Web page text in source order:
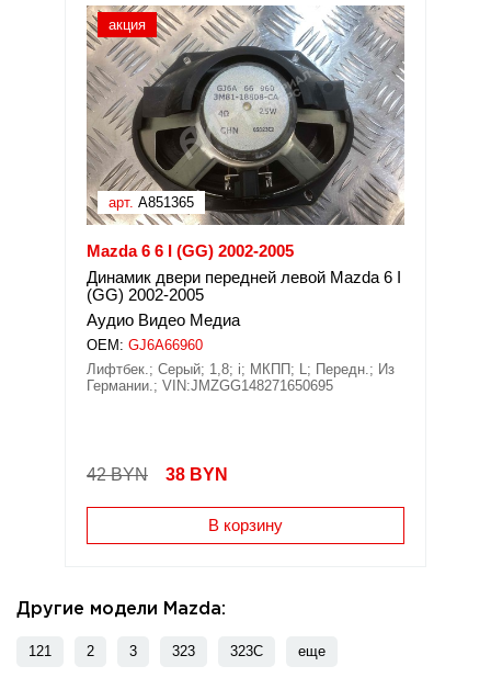
акция
арт. A851365
Mazda 6 6 I (GG) 2002-2005
Динамик двери передней левой Mazda 6 I
(GG) 2002-2005
Аудио Видео Медиа
OEM: GJ6A66960
Лифтбек.; Серый; 1,8; i; МКПП; L; Передн.; Из
Германии.; VIN:JMZGG148271650695
42 BYN 38 BYN
В корзину
Другие модели Mazda:
121 2 3 323 323C еще